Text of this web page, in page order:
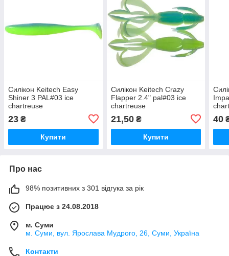
Силікон Keitech Easy
Shiner 3 PAL#03 ice
chartreuse
23 ₴
Купити
Силікон Keitech Crazy
Flapper 2.4" pal#03 ice
chartreuse
21,50₴
Купити
40
Про нас
98% позитивних з 301 відгука за рік
Працює з 24.08.2018
м. Суми
м. Суми, вул. Ярослава Мудрого, 26, Суми, Україна
Контакти